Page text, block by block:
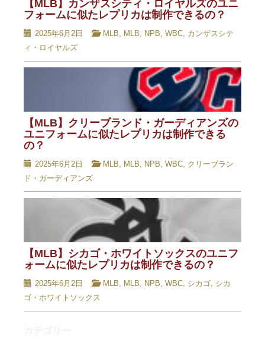
【MLB】カンザスシティ・ロイヤルズのユニ
フォームに似たレプリカは制作できるの？
2025年6月2日 MLB, MLB, NPB, WBC, カンザスシテ
ィ・ロイヤルズ
【MLB】クリーブランド・ガーディアンズの
ユニフォームに似たレプリカは制作できる
の？
2025年6月2日 MLB, MLB, NPB, WBC, クリーブラン
ド・ガーディアンズ
【MLB】シカゴ・ホワイトソックスのユニフ
ォームに似たレプリカは制作できるの？
2025年6月2日 MLB, MLB, NPB, WBC, シカゴ, シカ
ゴ・ホワイトソックス